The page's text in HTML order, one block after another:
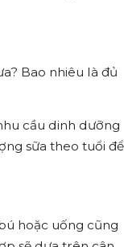
Bao nhiêu là đủ
cầu dinh dưỡng
sữa theo tuổi để
hoặc uống cũng